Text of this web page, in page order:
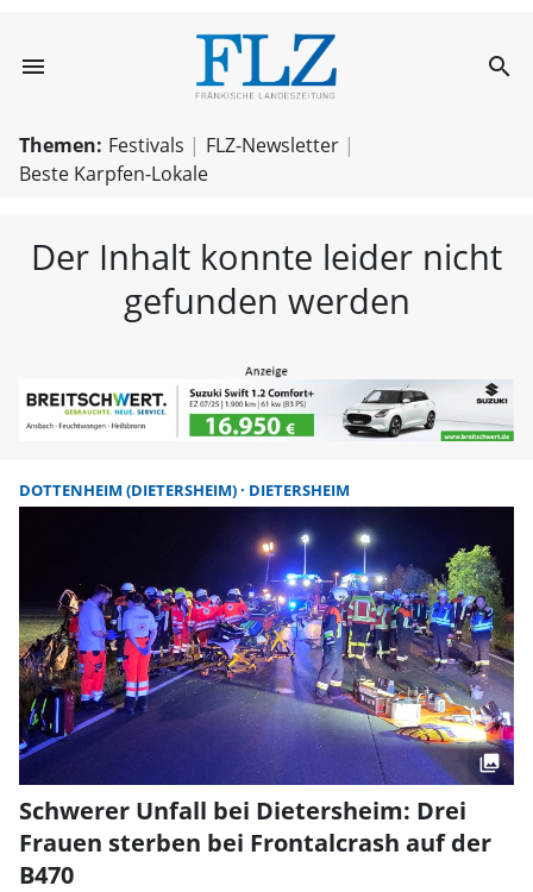
menu FLZ – search
Themen: Festivals
FLZ-Newsletter
Beste Karpfen-Lokale
Der Inhalt konnte leider nicht
gefunden werden
DOTTENHEIM (DIETERSHEIM) DIETERSHEIM
Schwerer Unfall bei Dietersheim: Drei
Frauen sterben bei Frontalcrash auf der
B470